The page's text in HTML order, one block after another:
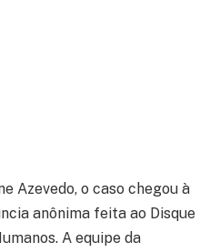
Azevedo, o caso chegou à
anônima feita ao Disque
A equipe da